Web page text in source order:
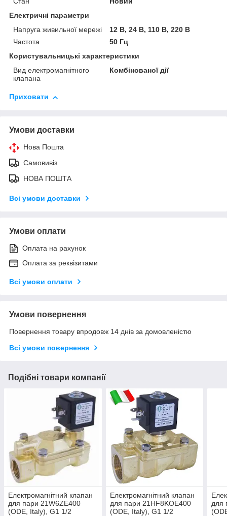
Електричні параметри
Напруга живильної мережі
12 В, 24 В, 110 В, 220 В
Частота
50 Гц
Користувальницькі характеристики
Вид електромагнітного
клапана
Комбінованої дії
Приховати
Умови доставки
Нова Пошта
Самовивіз
НОВА ПОШТА
Всі умови доставки
Умови оплати
Оплата на рахунок
Оплата за реквізитами
Всі умови оплати
Умови повернення
Повернення товару впродовж 14 днів за домовленістю
Всі умови повернення
Подібні товари компанії
Електромагнітний клапан
для пари 21W6ZE400
(ODE, Italy), G1 1/2
Електромагнітний клапан
для пари 21HF8KOE400
(ODE, Italy), G1 1/2
для